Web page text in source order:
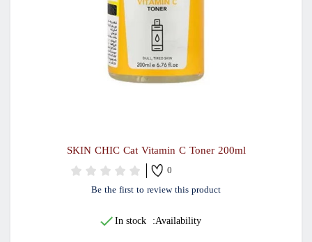
SKIN CHIC Cat Vitamin C Toner 200ml
0
Be the first to review this product
Availability:
In stock